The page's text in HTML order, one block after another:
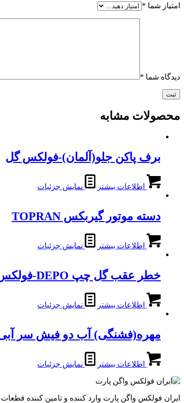
امتیاز شما *
دیدگاه شما *
محصولات مشابه
برف پاکن جلو(آلمان)-فولکس گل
اطلاعات بیشتر نمایش جزئیات
دسته موتور گیربکس TOPRAN
اطلاعات بیشتر نمایش جزئیات
خطر عقب گل چپ DEPO-فولکس گل
اطلاعات بیشتر نمایش جزئیات
مهره(فشنگی) آب دو فیش سر
اطلاعات بیشتر نمایش جزئیات
ایران فولکس واگن پارت وارد کننده و تامین کننده